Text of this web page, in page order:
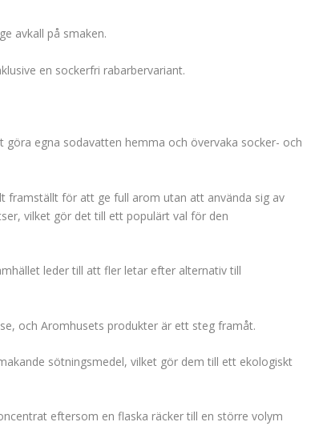
avkall på smaken.
en sockerfri rabarbervariant.
egna sodavatten hemma och övervaka socker- och
framställt för att ge full arom utan att använda sig av
vilket gör det till ett populärt val för den
leder till att fler letar efter alternativ till
och Aromhusets produkter är ett steg framåt.
sötningsmedel, vilket gör dem till ett ekologiskt
eftersom en flaska räcker till en större volym